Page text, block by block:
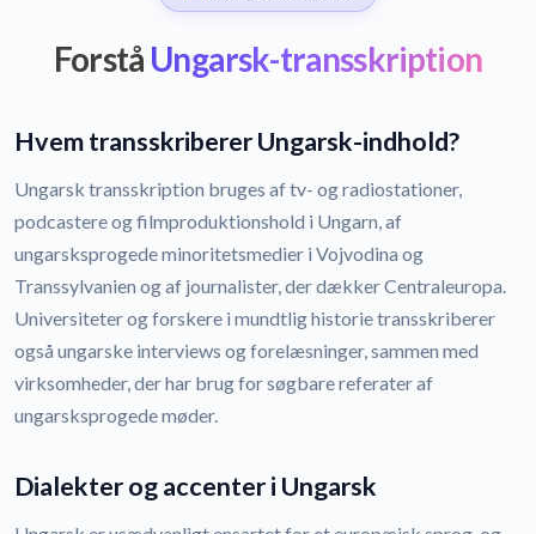
Forstå Ungarsk-transskription
Hvem transskriberer Ungarsk-indhold?
Ungarsk transskription bruges af tv- og radiostationer,
podcastere og filmproduktionshold i Ungarn, af
ungarsksprogede minoritetsmedier i Vojvodina og
Transsylvanien og af journalister, der dækker Centraleuropa.
Universiteter og forskere i mundtlig historie transskriberer
også ungarske interviews og forelæsninger, sammen med
virksomheder, der har brug for søgbare referater af
ungarsksprogede møder.
Dialekter og accenter i Ungarsk